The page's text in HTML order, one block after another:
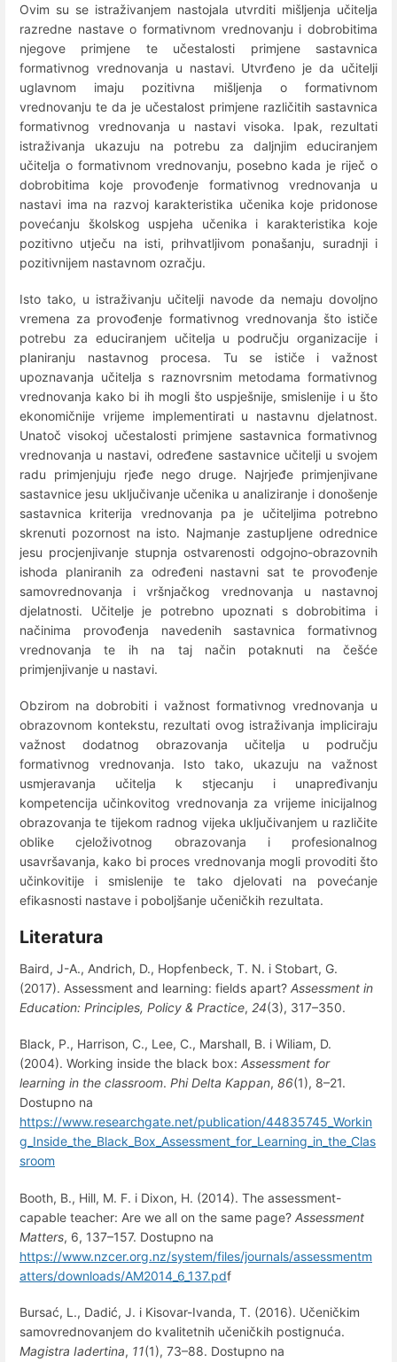
Ovim su se istraživanjem nastojala utvrditi mišljenja učitelja
razredne nastave o formativnom vrednovanju i dobrobitima
njegove primjene te učestalosti primjene sastavnica
formativnog vrednovanja u nastavi. Utvrđeno je da učitelji
uglavnom imaju pozitivna mišljenja o formativnom
vrednovanju te da je učestalost primjene različitih sastavnica
formativnog vrednovanja u nastavi visoka. Ipak, rezultati
istraživanja ukazuju na potrebu za daljnjim educiranjem
učitelja o formativnom vrednovanju, posebno kada je riječ o
dobrobitima koje provođenje formativnog vrednovanja u
nastavi ima na razvoj karakteristika učenika koje pridonose
povećanju školskog uspjeha učenika i karakteristika koje
pozitivno utječu na isti, prihvatljivom ponašanju, suradnji i
pozitivnijem nastavnom ozračju.
Isto tako, u istraživanju učitelji navode da nemaju dovoljno
vremena za provođenje formativnog vrednovanja što ističe
potrebu za educiranjem učitelja u području organizacije i
planiranju nastavnog procesa. Tu se ističe i važnost
upoznavanja učitelja s raznovrsnim metodama formativnog
vrednovanja kako bi ih mogli što uspješnije, smislenije i u što
ekonomičnije vrijeme implementirati u nastavnu djelatnost.
Unatoč visokoj učestalosti primjene sastavnica formativnog
vrednovanja u nastavi, određene sastavnice učitelji u svojem
radu primjenjuju rjeđe nego druge. Najrjeđe primjenjivane
sastavnice jesu uključivanje učenika u analiziranje i donošenje
sastavnica kriterija vrednovanja pa je učiteljima potrebno
skrenuti pozornost na isto. Najmanje zastupljene odrednice
jesu procjenjivanje stupnja ostvarenosti odgojno-obrazovnih
ishoda planiranih za određeni nastavni sat te provođenje
samovrednovanja i vršnjačkog vrednovanja u nastavnoj
djelatnosti. Učitelje je potrebno upoznati s dobrobitima i
načinima provođenja navedenih sastavnica formativnog
vrednovanja te ih na taj način potaknuti na češće
primjenjivanje u nastavi.
Obzirom na dobrobiti i važnost formativnog vrednovanja u
obrazovnom kontekstu, rezultati ovog istraživanja impliciraju
važnost dodatnog obrazovanja učitelja u području
formativnog vrednovanja. Isto tako, ukazuju na važnost
usmjeravanja učitelja k stjecanju i unapređivanju
kompetencija učinkovitog vrednovanja za vrijeme inicijalnog
obrazovanja te tijekom radnog vijeka uključivanjem u različite
oblike cjeloživotnog obrazovanja i profesionalnog
usavršavanja, kako bi proces vrednovanja mogli provoditi što
učinkovitije i smislenije te tako djelovati na povećanje
efikasnosti nastave i poboljšanje učeničkih rezultata.
Literatura
Baird, J-A., Andrich, D., Hopfenbeck, T. N. i Stobart, G.
(2017). Assessment and learning: fields apart? Assessment in
Education: Principles, Policy & Practice, 24(3), 317–350.
Black, P., Harrison, C., Lee, C., Marshall, B. i Wiliam, D.
(2004). Working inside the black box: Assessment for
learning in the classroom. Phi Delta Kappan, 86(1), 8–21.
Dostupno na
https://www.researchgate.net/publication/44835745_Workin
g_Inside_the_Black_Box_Assessment_for_Learning_in_the_Clas
sroom
Booth, B., Hill, M. F. i Dixon, H. (2014). The assessment-
capable teacher: Are we all on the same page? Assessment
Matters, 6, 137–157. Dostupno na
https://www.nzcer.org.nz/system/files/journals/assessmentm
atters/downloads/AM2014_6_137.pdf
Bursać, L., Dadić, J. i Kisovar-Ivanda, T. (2016). Učeničkim
samovrednovanjem do kvalitetnih učeničkih postignuća.
Magistra Iadertina, 11(1), 73–88. Dostupno na